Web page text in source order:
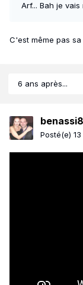
Arf... Bah je vais
C'est même pas
6 ans après...
Posté(e)